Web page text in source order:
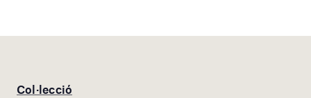
Col·lecció